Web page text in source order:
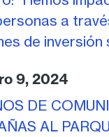
a
de inversión
9, 2024
DE
AL